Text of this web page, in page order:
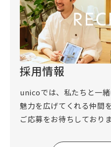
採用情報
unicoでは、私たちと一
魅力を広げてくれる仲間
ご応募をお待ちしておりま